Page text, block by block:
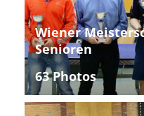
Wiener
Senioren
63 Photos